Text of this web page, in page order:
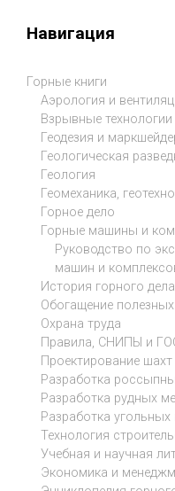
Навигация
Горные книги
Аэрология и
Взрывные технологии
Геодезия и
Геологическая
Геология
Геомеханика,
Горное дело
Горные машины и
Руководство по
машин и
История горного дела
Обогащение
Охрана труда
Правила, СНИПЫ и
Проектирование шахт
Разработка
Разработка рудных
Разработка
Технология
Учебная и научная
Экономика и